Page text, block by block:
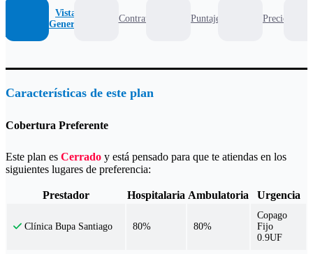
Vista
General
Contrato Puntaje Precio
Características de este plan
Cobertura Preferente
Este plan es Cerrado y está pensado para que te atiendas en los
siguientes lugares de preferencia:
Prestador Hospitalaria Ambulatoria Urgencia
Clínica Bupa Santiago 80% 80%
Copago
Fijo
0.9UF